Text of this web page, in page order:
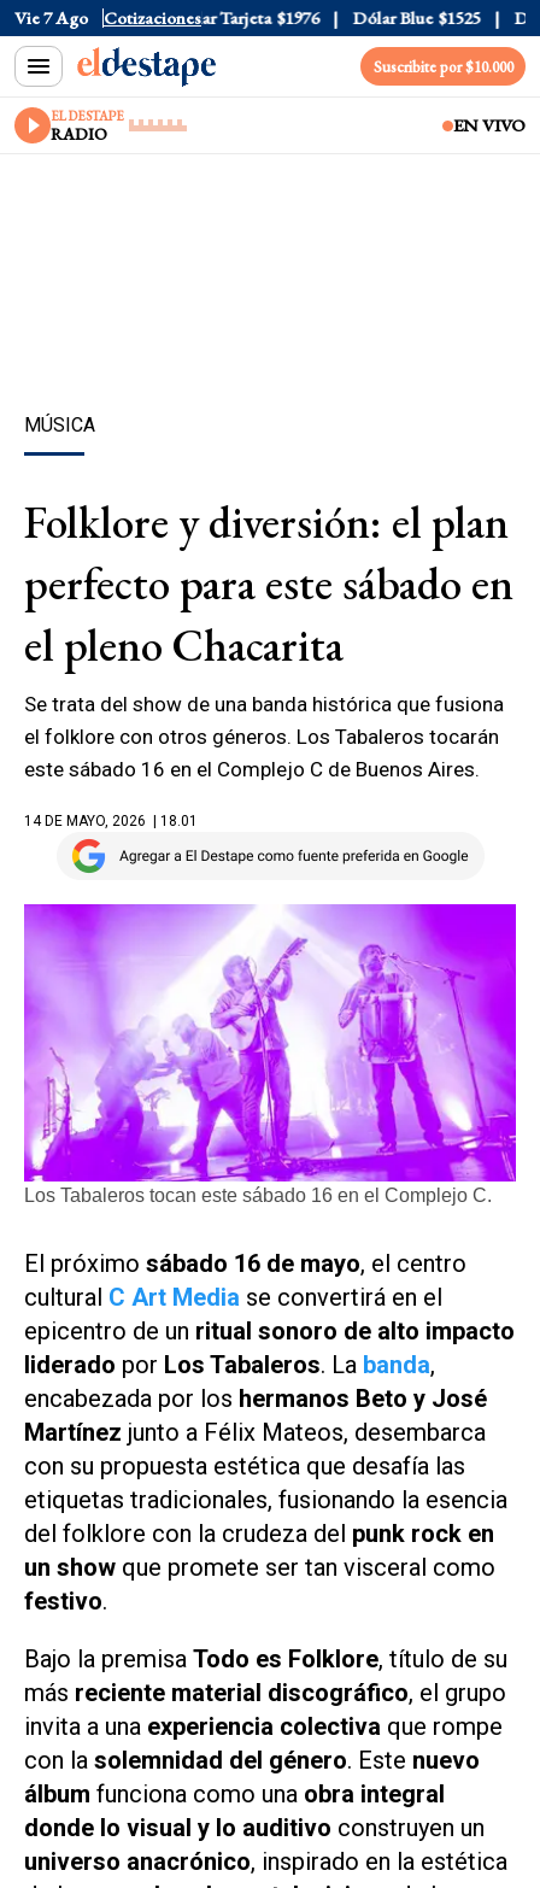
Vie 7 Ago Cotizaciones
Oficial $1520 Dólar Tarjeta $1976 Dólar Blue $1525 Dólar
Suscribite por $10.000
EL DESTAPE
RADIO EN VIVO
MÚSICA
Folklore y diversión: el plan
perfecto para este sábado en
el pleno Chacarita
Se trata del show de una banda histórica que fusiona
el folklore con otros géneros. Los Tabaleros tocarán
este sábado 16 en el Complejo C de Buenos Aires.
14 DE MAYO, 2026 | 18.01
Los Tabaleros tocan este sábado 16 en el Complejo C.
El próximo sábado 16 de mayo, el centro
cultural C Art Media se convertirá en el
epicentro de un ritual sonoro de alto impacto
liderado por Los Tabaleros. La banda,
encabezada por los hermanos Beto y José
Martínez junto a Félix Mateos, desembarca
con su propuesta estética que desafía las
etiquetas tradicionales, fusionando la esencia
del folklore con la crudeza del punk rock en
un show que promete ser tan visceral como
festivo.
Bajo la premisa Todo es Folklore, título de su
más reciente material discográfico, el grupo
invita a una experiencia colectiva que rompe
con la solemnidad del género. Este nuevo
álbum funciona como una obra integral
donde lo visual y lo auditivo construyen un
universo anacrónico, inspirado en la estética